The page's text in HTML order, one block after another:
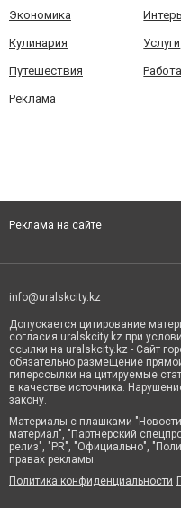
Экономика
Кулинария Услуги
Путешествия Работа
Реклама
Реклама на сайте
info@uralskcity.kz
Допускается цитирование
согласия uralskcity.kz при
ссылки на uralskcity.kz - Сайт
обязательно размещение
гиперссылки на цитируемые
в качестве источника.
закону.
Материалы с плашками
материал", "Партнерский
релиз", "PR", "Официально",
правах рекламы.
Политика конфиденциальности